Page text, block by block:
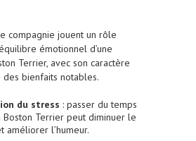
compagnie jouent un rôle
émotionnel d’une
Terrier, avec son caractère
bienfaits notables.
du stress : passer du temps
Boston Terrier peut diminuer le
améliorer l’humeur.